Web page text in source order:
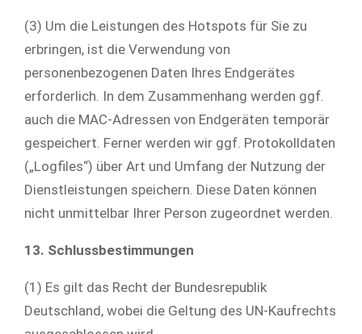
(3) Um die Leistungen des Hotspots für Sie zu
erbringen, ist die Verwendung von
personenbezogenen Daten Ihres Endgerätes
erforderlich. In dem Zusammenhang werden ggf.
auch die MAC-Adressen von Endgeräten temporär
gespeichert. Ferner werden wir ggf. Protokolldaten
(„Logfiles“) über Art und Umfang der Nutzung der
Dienstleistungen speichern. Diese Daten können
nicht unmittelbar Ihrer Person zugeordnet werden.
13. Schlussbestimmungen
(1) Es gilt das Recht der Bundesrepublik
Deutschland, wobei die Geltung des UN-Kaufrechts